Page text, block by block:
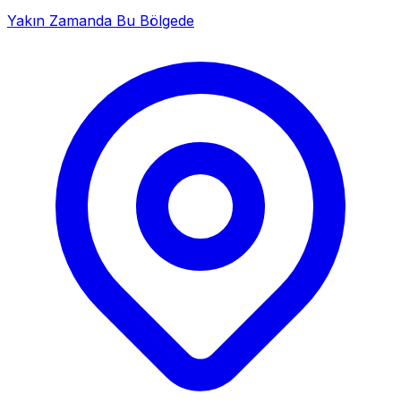
Yakın Zamanda Bu Bölgede